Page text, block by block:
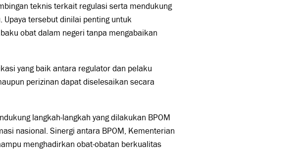
teknis terkait regulasi serta mendukung
tersebut dinilai penting untuk
obat dalam negeri tanpa mengabaikan
yang baik antara regulator dan pelaku
perizinan dapat diselesaikan secara
langkah-langkah yang dilakukan BPOM
nasional. Sinergi antara BPOM, Kementerian
menghadirkan obat-obatan berkualitas